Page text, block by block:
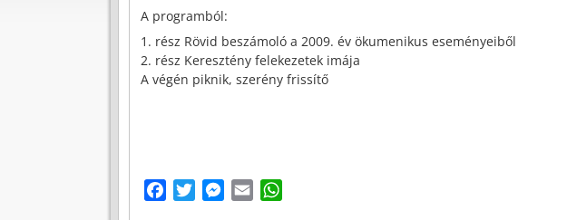
A programból:
1. rész Rövid beszámoló a 2009. év ökumenikus eseményeiből
2. rész Keresztény felekezetek imája
A végén piknik, szerény frissítő
M